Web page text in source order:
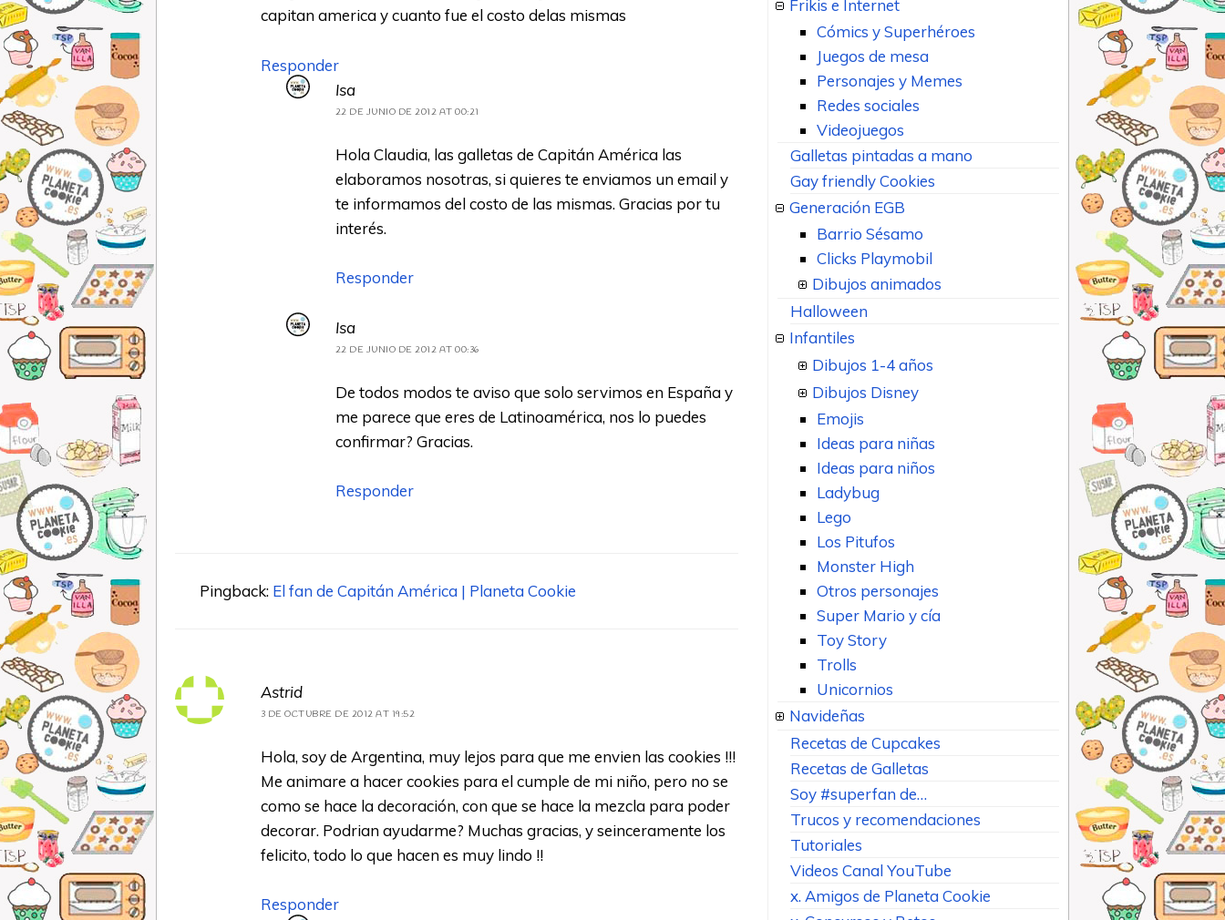
capitan america y cuanto fue el costo delas mismas
Responder
Isa
22 DE JUNIO DE 2012 AT 00:21
Hola Claudia, las galletas de Capitán América las
elaboramos nosotras, si quieres te enviamos un email y
te informamos del costo de las mismas. Gracias por tu
interés.
Responder
Isa
22 DE JUNIO DE 2012 AT 00:36
De todos modos te aviso que solo servimos en España y
me parece que eres de Latinoamérica, nos lo puedes
confirmar? Gracias.
Responder
Pingback: El fan de Capitán América | Planeta Cookie
Astrid
3 DE OCTUBRE DE 2012 AT 19:52
Hola, soy de Argentina, muy lejos para que me envien las cookies !!!
Me animare a hacer cookies para el cumple de mi niño, pero no se
como se hace la decoración, con que se hace la mezcla para poder
decorar. Podrian ayudarme? Muchas gracias, y seinceramente los
felicito, todo lo que hacen es muy lindo !!
Responder
Frikis e Internet
Cómics y Superhéroes
Juegos de mesa
Personajes y Memes
Redes sociales
Videojuegos
Galletas pintadas a mano
Gay friendly Cookies
Generación EGB
Barrio Sésamo
Clicks Playmobil
Dibujos animados
Halloween
Infantiles
Dibujos 1-4 años
Dibujos Disney
Emojis
Ideas para niñas
Ideas para niños
Ladybug
Lego
Los Pitufos
Monster High
Otros personajes
Super Mario y cía
Toy Story
Trolls
Unicornios
Navideñas
Recetas de Cupcakes
Recetas de Galletas
Soy #superfan de…
Trucos y recomendaciones
Tutoriales
Videos Canal YouTube
x. Amigos de Planeta Cookie